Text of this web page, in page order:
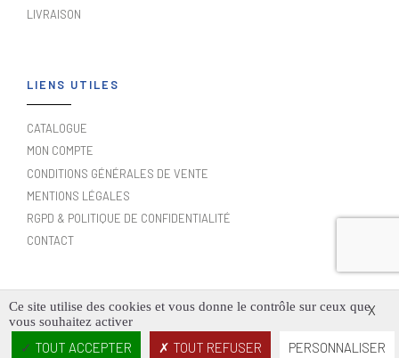
LIVRAISON
LIENS UTILES
CATALOGUE
MON COMPTE
CONDITIONS GÉNÉRALES DE VENTE
MENTIONS LÉGALES
RGPD & POLITIQUE DE CONFIDENTIALITÉ
CONTACT
FAUPIN COPYRIGHT ©2024. TOUS DROITS RÉSERVÉS
X
Ce site utilise des cookies et vous donne le contrôle sur ceux que
vous souhaitez activer
TOUT ACCEPTER TOUT REFUSER PERSONNALISER